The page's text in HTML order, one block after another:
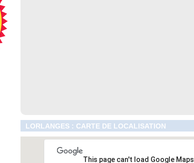
LORLANGES : CARTE DE LOCALISATION
This page can't load Google Maps